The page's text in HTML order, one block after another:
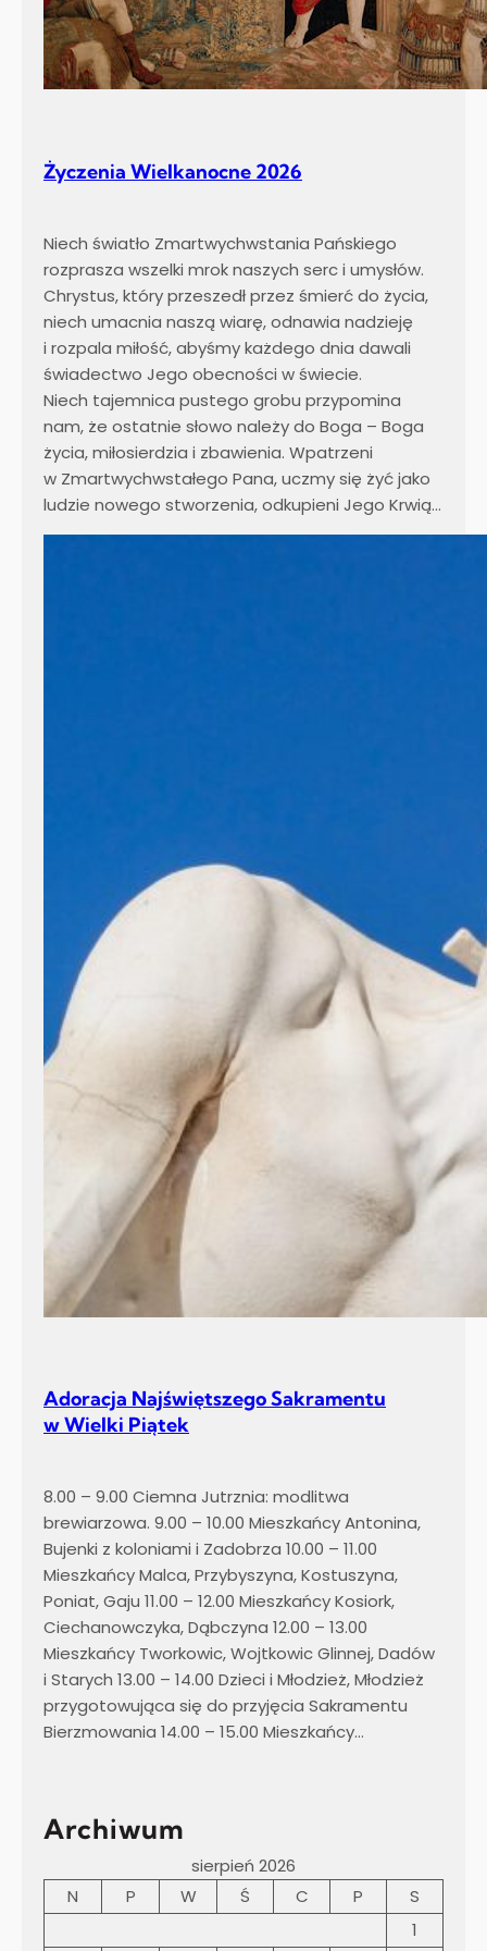
Życzenia Wielkanocne 2026
Niech światło Zmartwychwstania Pańskiego
rozprasza wszelki mrok naszych serc i umysłów.
Chrystus, który przeszedł przez śmierć do życia,
niech umacnia naszą wiarę, odnawia nadzieję
i rozpala miłość, abyśmy każdego dnia dawali
świadectwo Jego obecności w świecie.
Niech tajemnica pustego grobu przypomina
nam, że ostatnie słowo należy do Boga – Boga
życia, miłosierdzia i zbawienia. Wpatrzeni
w Zmartwychwstałego Pana, uczmy się żyć jako
ludzie nowego stworzenia, odkupieni Jego Krwią…
Adoracja Najświętszego Sakramentu
w Wielki Piątek
8.00 – 9.00 Ciemna Jutrznia: modlitwa
brewiarzowa. 9.00 – 10.00 Mieszkańcy Antonina,
Bujenki z koloniami i Zadobrza 10.00 – 11.00
Mieszkańcy Malca, Przybyszyna, Kostuszyna,
Poniat, Gaju 11.00 – 12.00 Mieszkańcy Kosiork,
Ciechanowczyka, Dąbczyna 12.00 – 13.00
Mieszkańcy Tworkowic, Wojtkowic Glinnej, Dadów
i Starych 13.00 – 14.00 Dzieci i Młodzież, Młodzież
przygotowująca się do przyjęcia Sakramentu
Bierzmowania 14.00 – 15.00 Mieszkańcy…
Archiwum
sierpień 2026
N
P W Ś C P
S
1